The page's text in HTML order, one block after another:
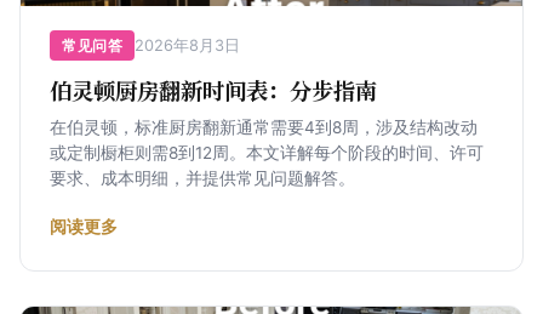
常见问答 2026年8月3日
伯灵顿厨房翻新时间表：分步指南
在伯灵顿，标准厨房翻新通常需要4到8周，涉及结构改动
或定制橱柜则需8到12周。本文详解每个阶段的时间、许可
要求、成本明细，并提供常见问题解答。
阅读更多